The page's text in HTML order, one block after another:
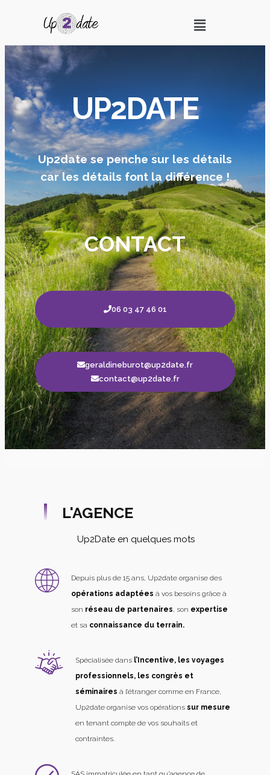
UP2DATE
Up2date se penche sur les détails
car les détails font la différence !
CONTACT
06 03 47 46 01
geraldineburot@up2date.fr
contact@up2date.fr
L'AGENCE
Up2Date en quelques mots
Depuis plus de 15 ans, Up2date organise des
opérations adaptées à vos besoins grâce à
son réseau de partenaires, son expertise
et sa connaissance du terrain.
Spécialisée dans l’Incentive, les voyages
professionnels, les congrès et
séminaires à l’étranger comme en France,
Up2date organise vos opérations sur mesure
en tenant compte de vos souhaits et
contraintes.